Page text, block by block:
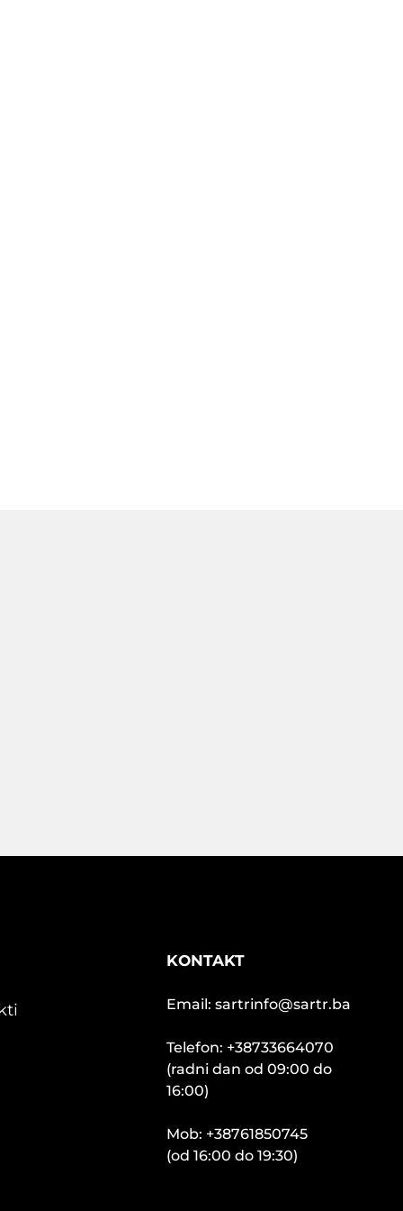
KONTAKT
Email: sartrinfo@sartr.ba
Telefon: +38733664070
(radni dan od 09:00 do
16:00)
Mob: +38761850745
(od 16:00 do 19:30)